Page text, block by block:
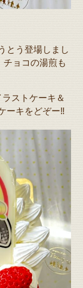
とう登場しまし
ョコの湯煎も
ストケーキ＆
ーキをどぞー‼️